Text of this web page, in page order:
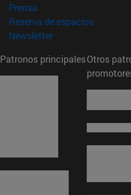
Prensa
Reserva de espacios(abre en
Newsletter(abre en nueva
Patronos principalesOtros